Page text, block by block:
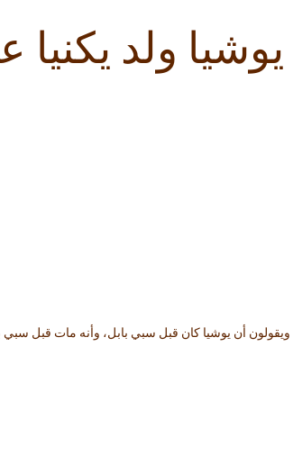
يوشيا ولد
ويقولون أن يوشيا كان قبل سبي بابل، وأنه مات قبل